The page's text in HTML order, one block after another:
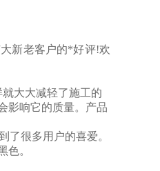
新老客户的*好评!欢
大大减轻了施工的
影响它的质量。产品
了很多用户的喜爱。
色。